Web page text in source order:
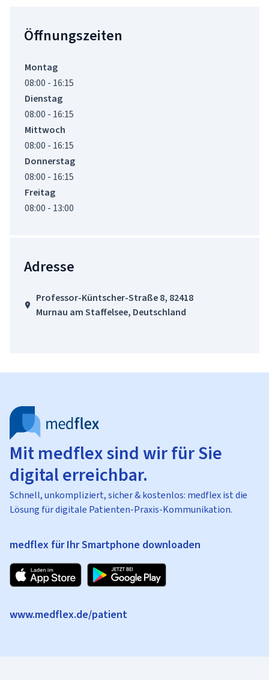
Öffnungszeiten
Montag
08:00 - 16:15
Dienstag
08:00 - 16:15
Mittwoch
08:00 - 16:15
Donnerstag
08:00 - 16:15
Freitag
08:00 - 13:00
Adresse
Professor-Küntscher-Straße 8, 82418
Murnau am Staffelsee, Deutschland
Mit medflex sind wir für Sie
digital erreichbar.
Schnell, unkompliziert, sicher & kostenlos: medflex ist die
Lösung für digitale Patienten-Praxis-Kommunikation.
medflex für Ihr Smartphone downloaden
www.medflex.de/patient